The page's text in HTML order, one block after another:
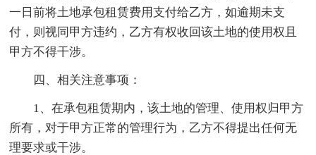
一日前将土地承包租赁费用支付给乙方，如逾期未支
付，则视同甲方违约，乙方有权收回该土地的使用权且
甲方不得干涉。
四、相关注意事项：
1、在承包租赁期内，该土地的管理、使用权归甲方
所有，对于甲方正常的管理行为，乙方不得提出任何无
理要求或干涉。